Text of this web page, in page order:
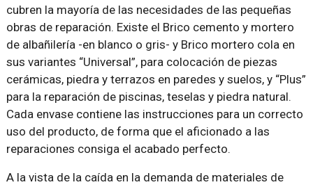
cubren la mayoría de las necesidades de las pequeñas
obras de reparación. Existe el Brico cemento y mortero
de albañilería -en blanco o gris- y Brico mortero cola en
sus variantes “Universal”, para colocación de piezas
cerámicas, piedra y terrazos en paredes y suelos, y “Plus”
para la reparación de piscinas, teselas y piedra natural.
Cada envase contiene las instrucciones para un correcto
uso del producto, de forma que el aficionado a las
reparaciones consiga el acabado perfecto.
A la vista de la caída en la demanda de materiales de